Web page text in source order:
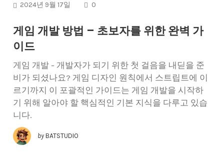
2024년 9월 17일 0
게임 개발 방법 – 초보자를 위한 완벽 가
이드
게임 개발 - 개발자가 되기 위한 첫 걸음을 내딛을 준
비가 되셨나요? 게임 디자인 원칙에서 스트립트에 이
르기까지 이 포괄적인 가이드는 게임 개발을 시작하
기 위해 알아야 할 핵심적인 기본 지식을 다루고 있습
니다.
by BATSTUDIO